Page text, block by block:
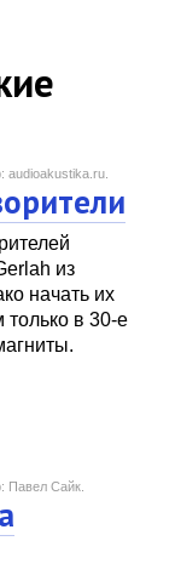
audioakustika.ru.
из
начать их
только в 30-е
Павел Сайк.